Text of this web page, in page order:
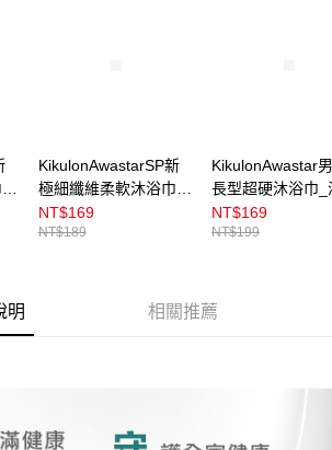
哥付你分期」之契約關係目的，商店將以您的個人
地址）提供予台灣大哥大進項蒐集、處理及利用，
期帳單所需資料之確認、核對及更正。
詳閱以下連結：
https://oppay.tw/userRule
含以上)免運費
KikulonAwastarSP新
極細纖維柔軟沐浴巾_
粉
NT$169
NT$189
KikulonAwastar
長型超硬沐浴巾_
NT$169
NT$199
明 相關推薦